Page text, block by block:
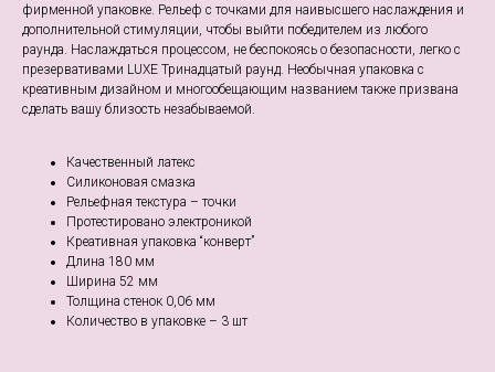
фирменной упаковке. Рельеф с точками для наивысшего наслаждения и
дополнительной стимуляции, чтобы выйти победителем из любого
раунда. Наслаждаться процессом, не беспокоясь о безопасности, легко с
презервативами LUXE Тринадцатый раунд. Необычная упаковка с
креативным дизайном и многообещающим названием также призвана
сделать вашу близость незабываемой.
Качественный латекс
Силиконовая смазка
Рельефная текстура – точки
Протестировано электроникой
Креативная упаковка “конверт”
Длина 180 мм
Ширина 52 мм
Толщина стенок 0,06 мм
Количество в упаковке – 3 шт